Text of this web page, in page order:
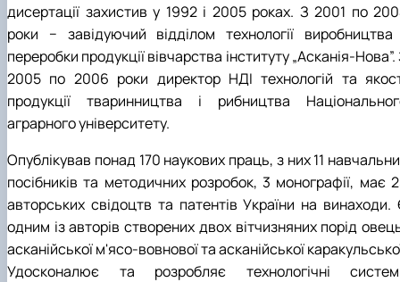
дисертації захистив у 1992 і 2005 роках. З 2001 по
роки − завідуючий відділом технології виробництва
переробки продукції вівчарства інституту „Асканія-Нова”.
2005 по 2006 роки директор НДІ технологій та
продукції тваринництва і рибництва
аграрного університету.
Опублікував понад 170 наукових праць, з них 11
посібників та методичних розробок, 3 монографії, має
авторських свідоцтв та патентів України на винаходи.
одним із авторів створених двох вітчизняних порід
асканійської м'ясо-вовнової та асканійської
Удосконалює та розробляє технологічні